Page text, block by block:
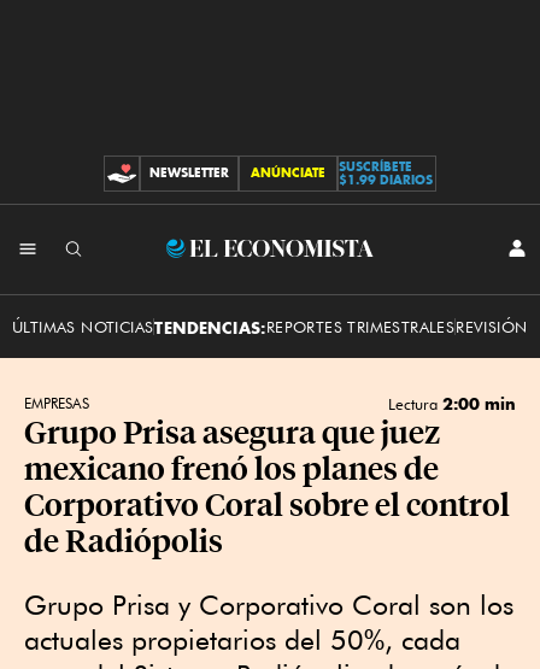
CONTRIBUCIONES
NEWSLETTER ANÚNCIATE
SUSCRÍBETE
$1.99 DIARIOS
El
ÚLTIMAS NOTICIASTENDENCIAS:REPORTES TRIMESTRALESREVISIÓN
EMPRESAS Lectura 2:00 min
Grupo Prisa asegura que juez
mexicano frenó los planes de
Corporativo Coral sobre el control
de Radiópolis
Grupo Prisa y Corporativo Coral son los
actuales propietarios del 50%, cada